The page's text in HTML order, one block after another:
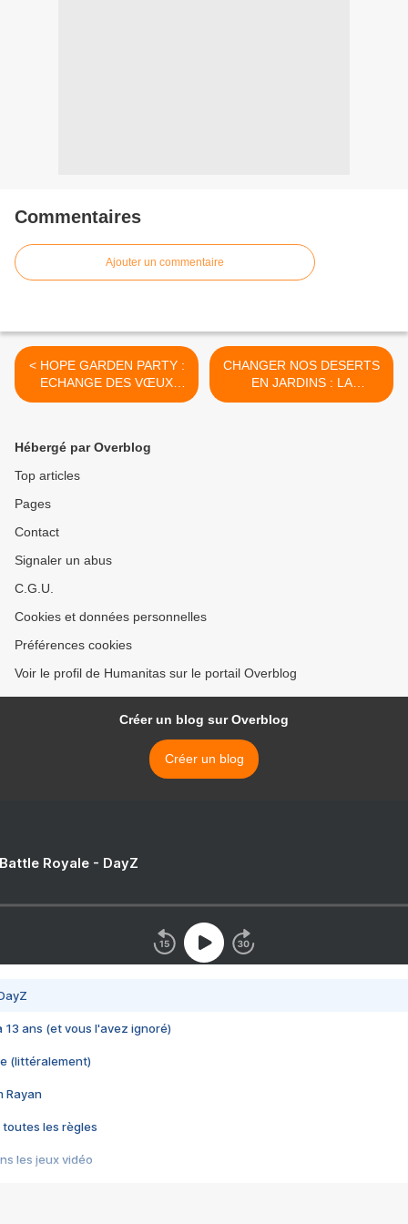
Commentaires
Ajouter un commentaire
< HOPE GARDEN PARTY :
ECHANGE DES VŒUX
ENTRE L’EPOUSE DU
CHANGER NOS DESERTS
EN JARDINS : LA
COMMUNAUTE
Hébergé par Overblog
Top articles
Pages
Contact
Signaler un abus
C.G.U.
Cookies et données personnelles
Préférences cookies
Voir le profil de Humanitas sur le portail Overblog
Créer un blog sur Overblog
Créer un blog
Royale - DayZ
13 ans (et vous l'avez ignoré)
(littéralement)
Rayan
toutes les règles
les jeux vidéo